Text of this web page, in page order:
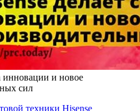
инновации и новое
сил
техники Hisense